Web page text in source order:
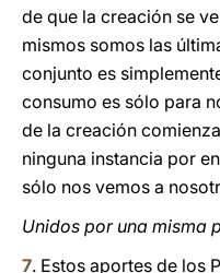
de que la creación se
mismos somos las
conjunto es
consumo es sólo para
de la creación
ninguna instancia por
sólo nos vemos a
Unidos por una misma
7. Estos aportes de los